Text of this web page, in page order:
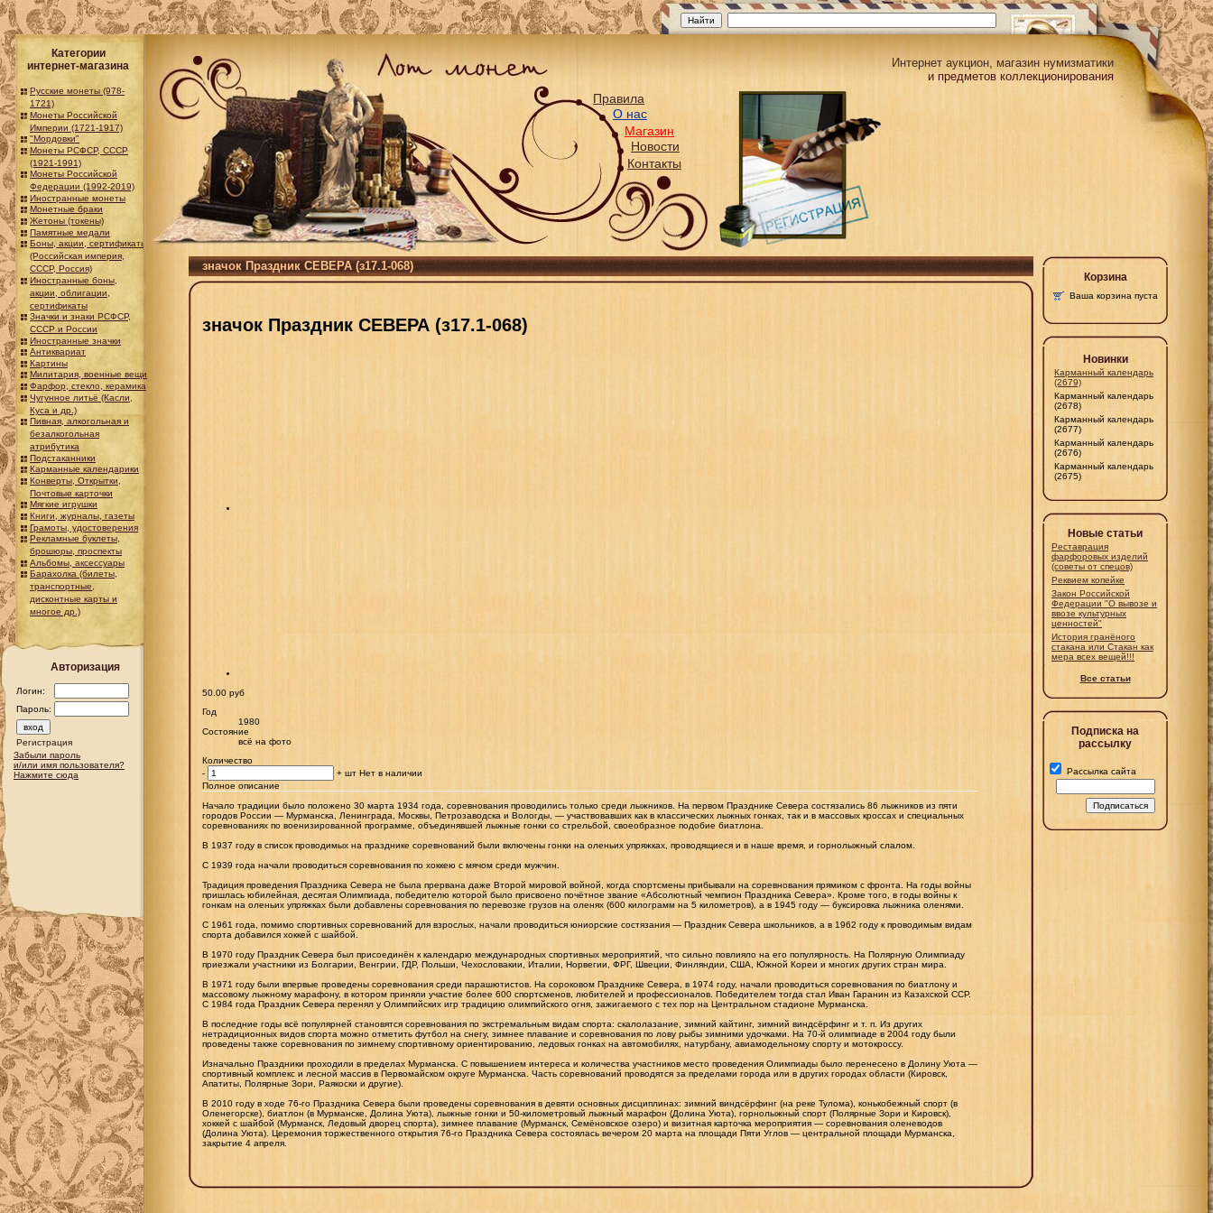
Категории
интернет-магазина
Русские монеты (978-
1721)
Монеты Российской
Империи (1721-1917)
"Мордовки"
Монеты РСФСР, СССР
(1921-1991)
Монеты Российской
Федерации (1992-2019)
Иностранные монеты
Монетные браки
Жетоны (токены)
Памятные медали
Боны, акции, сертификаты
(Российская империя,
СССР, Россия)
Иностранные боны,
акции, облигации,
сертификаты
Значки и знаки РСФСР,
СССР и России
Иностранные значки
Антиквариат
Картины
Милитария, военные вещи
Фарфор, стекло, керамика
Чугунное литьё (Касли,
Куса и др.)
Пивная, алкогольная и
безалкогольная
атрибутика
Подстаканники
Карманные календарики
Конверты, Открытки,
Почтовые карточки
Мягкие игрушки
Книги, журналы, газеты
Грамоты, удостоверения
Рекламные буклеты,
брошюры, проспекты
Альбомы, аксессуары
Барахолка (билеты,
транспортные,
дисконтные карты и
многое др.)
Авторизация
Логин:
Пароль:
Регистрация
Забыли пароль
и/или имя пользователя?
Нажмите сюда
Интернет аукцион, магазин нумизматики
и предметов коллекционирования
Правила
О нас
Магазин
Новости
Контакты
значок Праздник СЕВЕРА (з17.1-068)
значок Праздник СЕВЕРА (з17.1-068)
50.00 руб
Год
1980
Состояние
всё на фото
Количество
-
+ шт Нет в наличии
Полное описание
Начало традиции было положено 30 марта 1934 года, соревнования проводились только среди лыжников. На первом Празднике Севера состязались 86 лыжников из пяти
городов России — Мурманска, Ленинграда, Москвы, Петрозаводска и Вологды, — участвовавших как в классических лыжных гонках, так и в массовых кроссах и специальных
соревнованиях по военизированной программе, объединявшей лыжные гонки со стрельбой, своеобразное подобие биатлона.
В 1937 году в список проводимых на празднике соревнований были включены гонки на оленьих упряжках, проводящиеся и в наше время, и горнолыжный слалом.
С 1939 года начали проводиться соревнования по хоккею с мячом среди мужчин.
Традиция проведения Праздника Севера не была прервана даже Второй мировой войной, когда спортсмены прибывали на соревнования прямиком с фронта. На годы войны
пришлась юбилейная, десятая Олимпиада, победителю которой было присвоено почётное звание «Абсолютный чемпион Праздника Севера». Кроме того, в годы войны к
гонкам на оленьих упряжках были добавлены соревнования по перевозке грузов на оленях (600 килограмм на 5 километров), а в 1945 году — буксировка лыжника оленями.
С 1961 года, помимо спортивных соревнований для взрослых, начали проводиться юниорские состязания — Праздник Севера школьников, а в 1962 году к проводимым видам
спорта добавился хоккей с шайбой.
В 1970 году Праздник Севера был присоединён к календарю международных спортивных мероприятий, что сильно повлияло на его популярность. На Полярную Олимпиаду
приезжали участники из Болгарии, Венгрии, ГДР, Польши, Чехословакии, Италии, Норвегии, ФРГ, Швеции, Финляндии, США, Южной Кореи и многих других стран мира.
В 1971 году были впервые проведены соревнования среди парашютистов. На сороковом Празднике Севера, в 1974 году, начали проводиться соревнования по биатлону и
массовому лыжному марафону, в котором приняли участие более 600 спортсменов, любителей и профессионалов. Победителем тогда стал Иван Гаранин из Казахской ССР.
С 1984 года Праздник Севера перенял у Олимпийских игр традицию олимпийского огня, зажигаемого с тех пор на Центральном стадионе Мурманска.
В последние годы всё популярней становятся соревнования по экстремальным видам спорта: скалолазание, зимний кайтинг, зимний виндсёрфинг и т. п. Из других
нетрадиционных видов спорта можно отметить футбол на снегу, зимнее плавание и соревнования по лову рыбы зимними удочками. На 70-й олимпиаде в 2004 году были
проведены также соревнования по зимнему спортивному ориентированию, ледовых гонках на автомобилях, натурбану, авиамодельному спорту и мотокроссу.
Изначально Праздники проходили в пределах Мурманска. С повышением интереса и количества участников место проведения Олимпиады было перенесено в Долину Уюта —
спортивный комплекс и лесной массив в Первомайском округе Мурманска. Часть соревнований проводятся за пределами города или в других городах области (Кировск,
Апатиты, Полярные Зори, Раякоски и другие).
В 2010 году в ходе 76-го Праздника Севера были проведены соревнования в девяти основных дисциплинах: зимний виндсёрфинг (на реке Тулома), конькобежный спорт (в
Оленегорске), биатлон (в Мурманске, Долина Уюта), лыжные гонки и 50-километровый лыжный марафон (Долина Уюта), горнолыжный спорт (Полярные Зори и Кировск),
хоккей с шайбой (Мурманск, Ледовый дворец спорта), зимнее плавание (Мурманск, Семёновское озеро) и визитная карточка мероприятия — соревнования оленеводов
(Долина Уюта). Церемония торжественного открытия 76-го Праздника Севера состоялась вечером 20 марта на площади Пяти Углов — центральной площади Мурманска,
закрытие 4 апреля.
Корзина
Ваша корзина пуста
Новинки
Карманный календарь
(2679)
Карманный календарь
(2678)
Карманный календарь
(2677)
Карманный календарь
(2676)
Карманный календарь
(2675)
Новые статьи
Реставрация
фарфоровых изделий
(советы от спецов)
Реквием копейке
Закон Российской
Федерации "О вывозе и
ввозе культурных
ценностей"
История гранёного
стакана или Стакан как
мера всех вещей!!!
Все статьи
Подписка на
рассылку
Рассылка сайта